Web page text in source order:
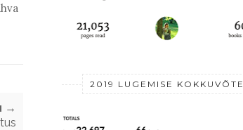
→
2019 LUGEMISE KOKKUVÕTE